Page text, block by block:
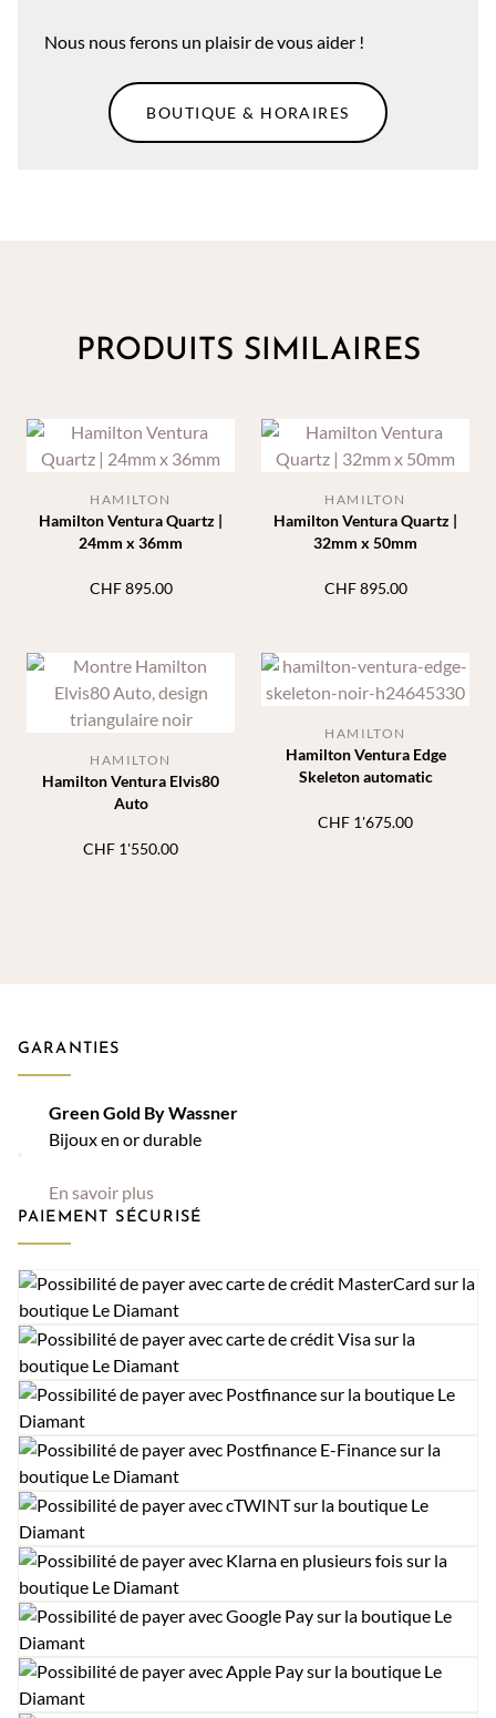
Nous nous ferons un plaisir de vous aider !
BOUTIQUE & HORAIRES
PRODUITS SIMILAIRES
Hamilton Ventura Quartz |
24mm x 36mm
HAMILTON
CHF895.00
Hamilton Ventura Quartz |
32mm x 50mm
HAMILTON
CHF895.00
Hamilton Ventura Elvis80
Auto
HAMILTON
CHF 1'550.00
Hamilton Ventura Edge
Skeleton automatic
HAMILTON
CHF 1'675.00
GARANTIES
Green Gold By Wassner
Bijoux en or durable
En savoir plus
PAIEMENT SÉCURISÉ